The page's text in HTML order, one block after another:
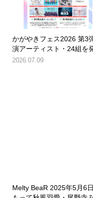
かがやきフェス2026 第3
演アーティスト・24組を
2026.07.09
Melty BeaR 2025年5月6